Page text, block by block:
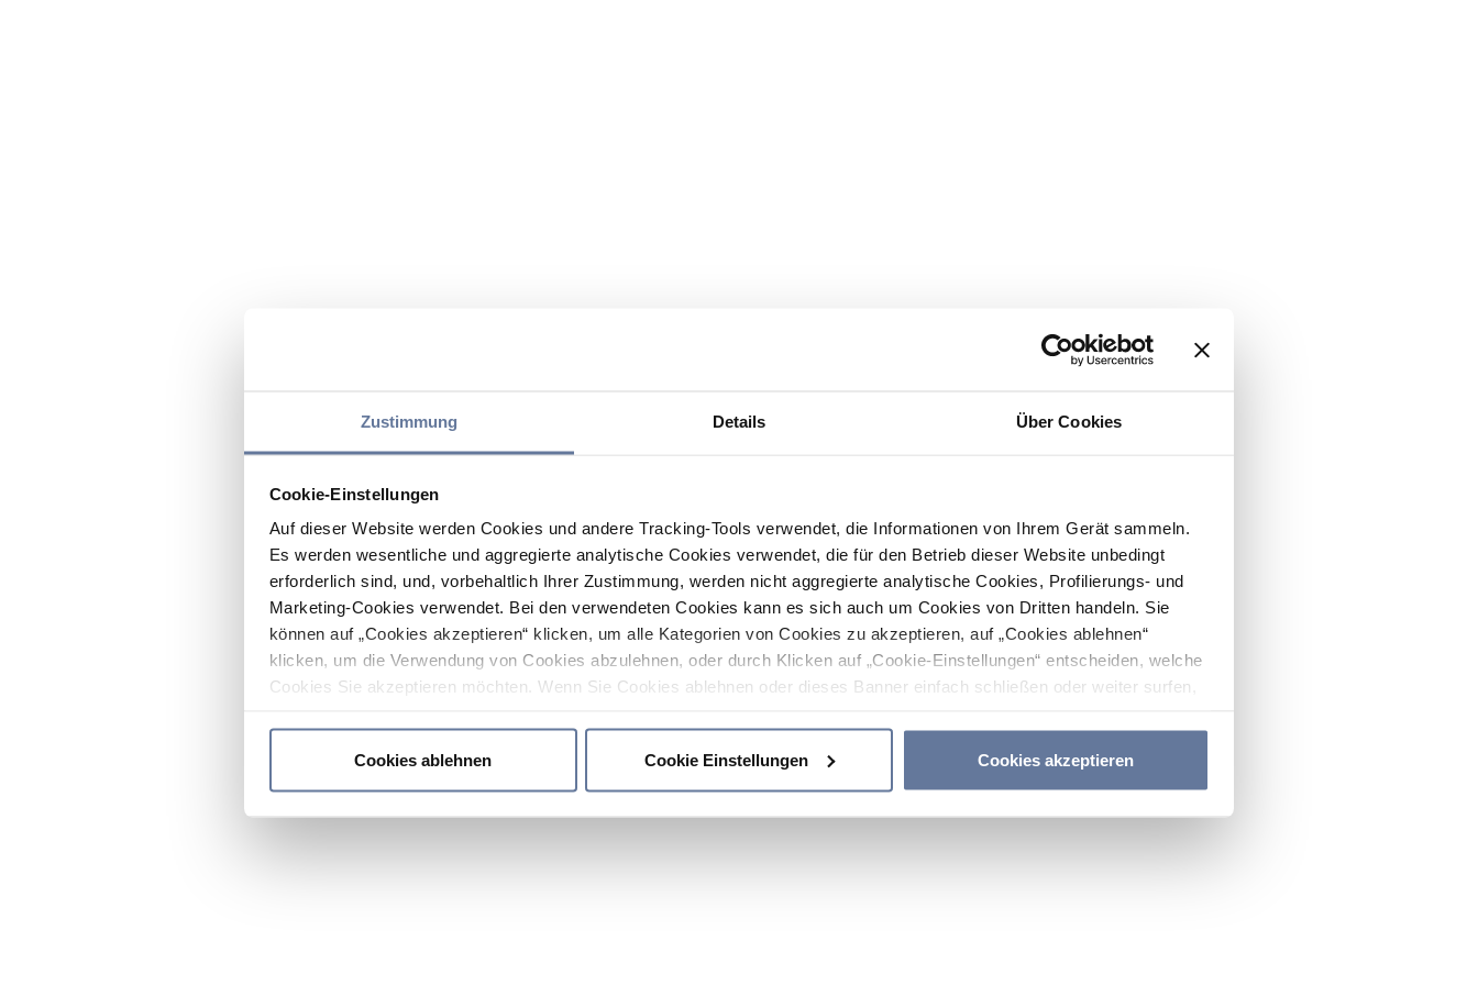
Zustimmung Details Über Cookies
Cookie-Einstellungen
Auf dieser Website werden Cookies und andere Tracking-Tools verwendet, die Informationen von Ihrem Gerät sammeln.
Es werden wesentliche und aggregierte analytische Cookies verwendet, die für den Betrieb dieser Website unbedingt
erforderlich sind, und, vorbehaltlich Ihrer Zustimmung, werden nicht aggregierte analytische Cookies, Profilierungs- und
Marketing-Cookies verwendet. Bei den verwendeten Cookies kann es sich auch um Cookies von Dritten handeln. Sie
können auf „Cookies akzeptieren“ klicken, um alle Kategorien von Cookies zu akzeptieren, auf „Cookies ablehnen“
klicken, um die Verwendung von Cookies abzulehnen, oder durch Klicken auf „Cookie-Einstellungen“ entscheiden, welche
Cookies Sie akzeptieren möchten. Wenn Sie Cookies ablehnen oder dieses Banner einfach schließen oder weiter surfen,
Cookies ablehnen
Cookie Einstellungen Cookies akzeptieren